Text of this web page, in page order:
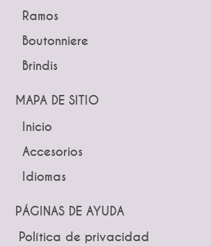
Peinetas
Pines
Tiaras y Coronas
Diademas
Ramos
Boutonniere
Brindis
MAPA DE SITIO
Inicio
Accesorios
← Atrás
Tocados
← Atrás
Peinetas
Pines
Lazos
Idiomas
PÁGINAS DE AYUDA
Política de privacidad